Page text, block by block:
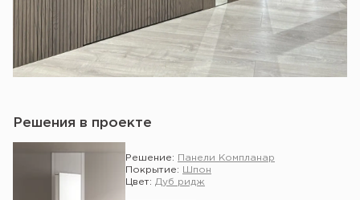
Решения в проекте
Решение:
Панели Компланар
Покрытие:
Шпон
Цвет: Дуб ридж